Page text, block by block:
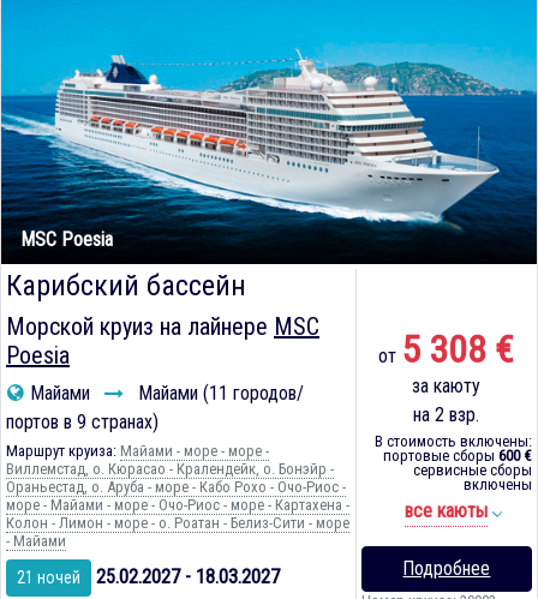
MSC Poesia
Карибский бассейн
Морской круиз на лайнере MSC
Poesia
Майами
Майами (11 городов/
портов в 9 странах)
Маршрут круиза: Майами - море - море -
Виллемстад, о. Кюрасао - Кралендейк, о. Бонэйр -
Ораньестад, о. Аруба - море - Кабо Рохо - Очо-Риос -
море - Майами - море - Очо-Риос - море - Картахена -
Колон - Лимон - море - о. Роатан - Белиз-Сити - море
- Майами
21 ночей 25.02.2027 - 18.03.2027
от 5 308 €
за каюту
на 2 взр.
В стоимость включены:
портовые сборы 600 €
сервисные сборы
включены
все каюты
Подробнее